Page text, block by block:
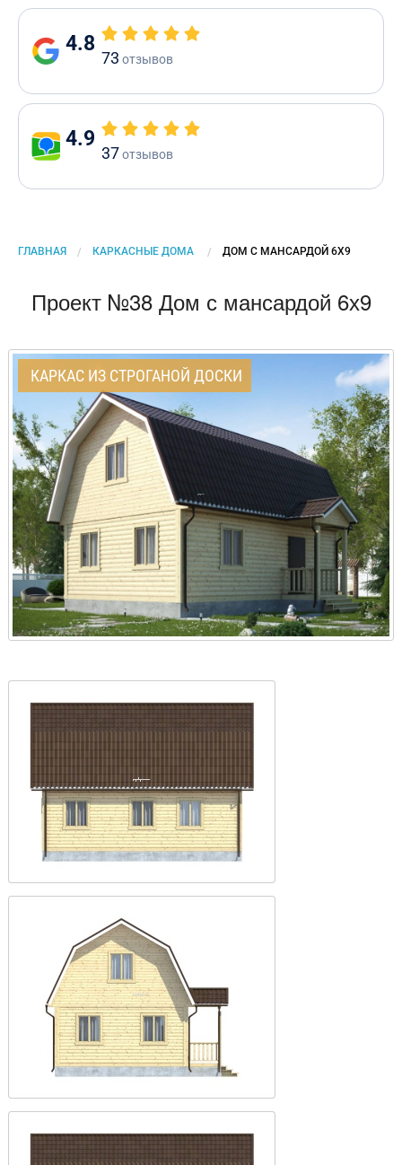
4.8
73 отзывов
4.9
37отзывов
ГЛАВНАЯ КАРКАСНЫЕ ДОМА CURRENT:
ДОМ С МАНСАРДОЙ 6Х9
Проект №38 Дом с мансардой 6х9
КАРКАС ИЗ СТРОГАНОЙ ДОСКИ